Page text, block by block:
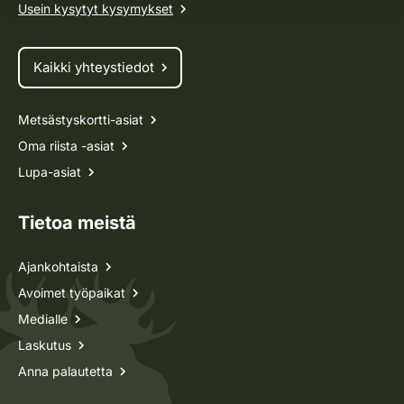
Usein kysytyt kysymykset
Kaikki yhteystiedot
Metsästyskortti-asiat
Oma riista -asiat
Lupa-asiat
Tietoa meistä
Ajankohtaista
Avoimet työpaikat
Medialle
Laskutus
Anna palautetta